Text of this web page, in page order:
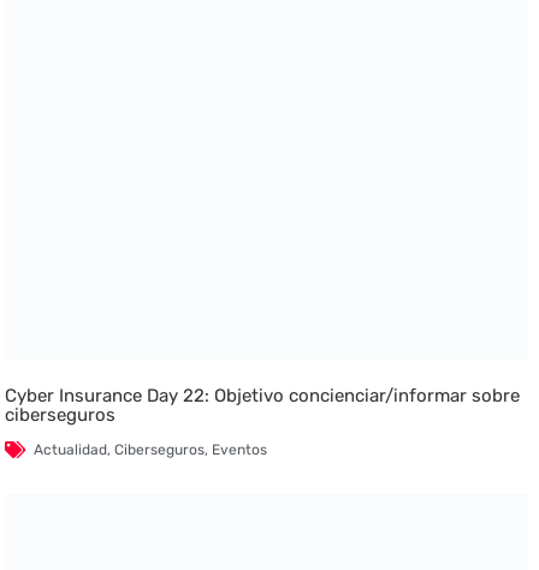
Cyber Insurance Day 22: Objetivo concienciar/informar sobre
ciberseguros
Actualidad,Ciberseguros, Eventos